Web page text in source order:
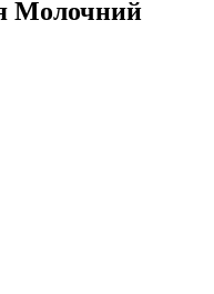
Молочний